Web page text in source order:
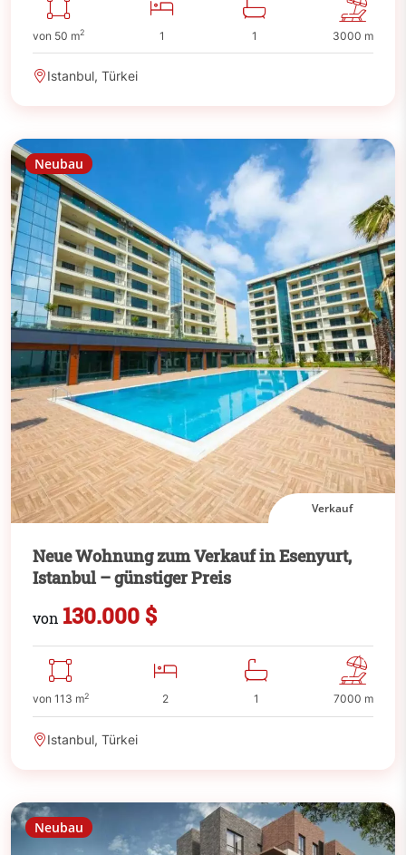
von 50 m2 1 1 3000 m
Istanbul, Türkei
Neubau
Verkauf
Neue Wohnung zum Verkauf in Esenyurt,
Istanbul – günstiger Preis
von 130.000 $
von 113 m2 2 1 7000 m
Istanbul, Türkei
Neubau